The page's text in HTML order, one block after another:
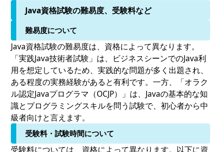
Java資格試験の難易度、受験料など
難易度について
Java資格試験の難易度は、資格によって異なります。
「実践Java技術者試験」は、ビジネスシーンでのJava利
用を想定しているため、実践的な問題が多く出題され、
ある程度の実務経験があると有利です。一方、「オラク
ル認定Javaプログラマ（OCJP）」は、Javaの基本的な知
識とプログラミングスキルを問う試験で、初心者から中
級者向けと言えます。
受験料・試験時間について
受験料については、資格によって異なります。以下に資